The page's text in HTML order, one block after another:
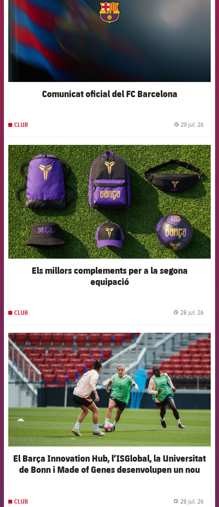
Comunicat oficial del FC Barcelona
CLUB 29 jul. 26
FCB Barcelona badge
Els millors complements per a la segona
equipació
CLUB 28 jul. 26
FCB Barcelona badge
El Barça Innovation Hub, l’ISGlobal, la Universitat
de Bonn i Made of Genes desenvolupen un nou
CLUB 28 jul. 26